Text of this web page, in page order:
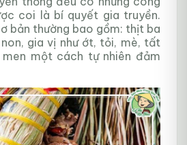
coi là bí quyết gia truyền.
bản thường bao gồm: thịt ba
gia vị như ớt, tỏi, mè, tất
một cách tự nhiên đảm